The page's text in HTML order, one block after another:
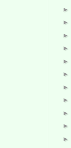
►
►
►
►
►
►
►
►
►
►
►